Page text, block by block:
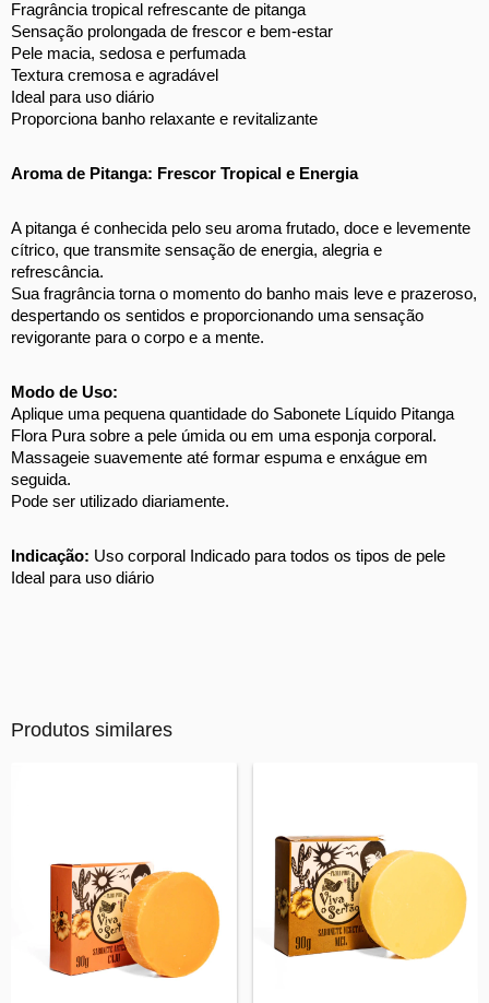
Fragrância tropical refrescante de pitanga
Sensação prolongada de frescor e bem-estar
Pele macia, sedosa e perfumada
Textura cremosa e agradável
Ideal para uso diário
Proporciona banho relaxante e revitalizante
Aroma de Pitanga: Frescor Tropical e Energia
A pitanga é conhecida pelo seu aroma frutado, doce e levemente
cítrico, que transmite sensação de energia, alegria e
refrescância.
Sua fragrância torna o momento do banho mais leve e prazeroso,
despertando os sentidos e proporcionando uma sensação
revigorante para o corpo e a mente.
Modo de Uso:
Aplique uma pequena quantidade do Sabonete Líquido Pitanga
Flora Pura sobre a pele úmida ou em uma esponja corporal.
Massageie suavemente até formar espuma e enxágue em
seguida.
Pode ser utilizado diariamente.
Indicação: Uso corporal Indicado para todos os tipos de pele
Ideal para uso diário
Produtos similares